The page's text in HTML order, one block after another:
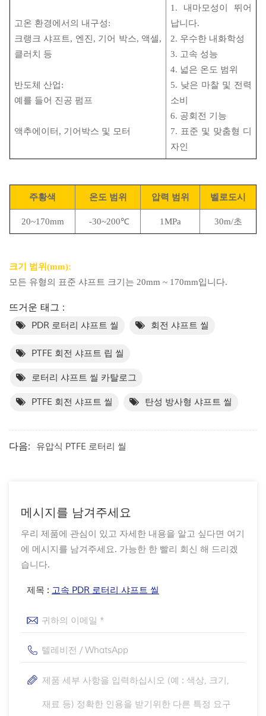
고온 환경에서의 내구성:
크랭크 샤프트, 엔진, 기어 박스, 액셀,
클러치 등
반도체 산업:
예를 들어 진공 펌프
액추에이터, 기어박스 및 모터
1. 내마모성이 뛰어
납니다.
2. 우수한 내화학성
3. 고속 성능
4. 넓은 온도 범위
5. 낮은 마찰 및 전력
소비
6. 공회전 기능
7. 표준 및 맞춤형 디
자인
주황색 온도 범위 압력 범위 벨로도시
20~170mm -30~200℃ 1MPa 30m/초
크기 범위(mm):
모든 유형의 표준 샤프트 크기는 20mm ~ 170mm입니다.
뜨거운 태그 :
PDR 로터리 샤프트 ​​씰 회전 샤프트 씰
PTFE 회전 샤프트 립 씰
로터리 샤프트 ​​씰 카탈로그
PTFE 회전 샤프트 씰 탄성 방사형 샤프트 씰
다음: 유압식 PTFE 로터리 씰
메시지를 남겨주세요
우리 제품에 관심이 있고 자세한 내용을 알고 싶다면 여기
에 메시지를 남겨주세요. 가능한 한 빨리 회신 해 드리겠
습니다.
제목 : 고속 PDR 로터리 샤프트 ​​씰